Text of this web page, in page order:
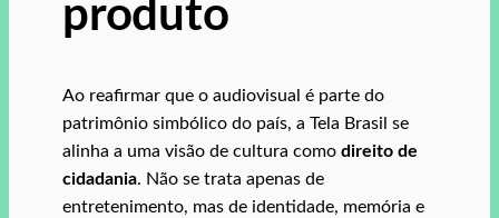
produto
Ao reafirmar que o audiovisual é parte do
patrimônio simbólico do país, a Tela Brasil se
alinha a uma visão de cultura como direito de
cidadania. Não se trata apenas de
entretenimento, mas de identidade, memória e